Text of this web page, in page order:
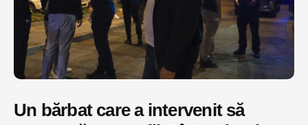
Un bărbat care a intervenit să